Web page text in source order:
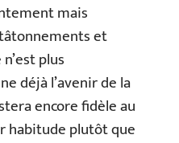
mais
et
plus
déjà l’avenir de la
encore fidèle au
habitude plutôt que